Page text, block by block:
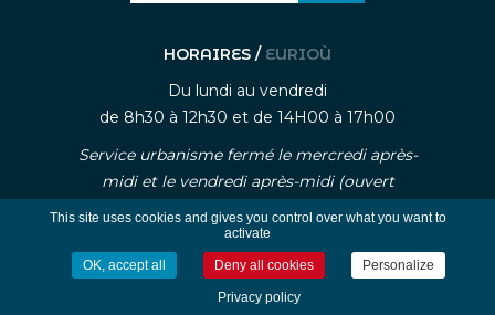
HORAIRES / EURIOÙ
Du lundi au vendredi
de 8h30 à 12h30 et de 14H00 à 17h00
Service urbanisme fermé le mercredi après-
midi et le vendredi après-midi (ouvert
uniquement sur rendez-vous)
Mentions légales-Traitement des données personnelle -Gestion des cookies
This site uses cookies and gives you control over what you want to
activate
OK, accept all Deny all cookies Personalize
Privacy policy